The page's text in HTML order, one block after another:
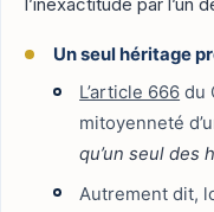
l’inexactitude par l’un
Un seul héritage
L’article 666 du
mitoyenneté
qu’un seul des
Autrement dit,